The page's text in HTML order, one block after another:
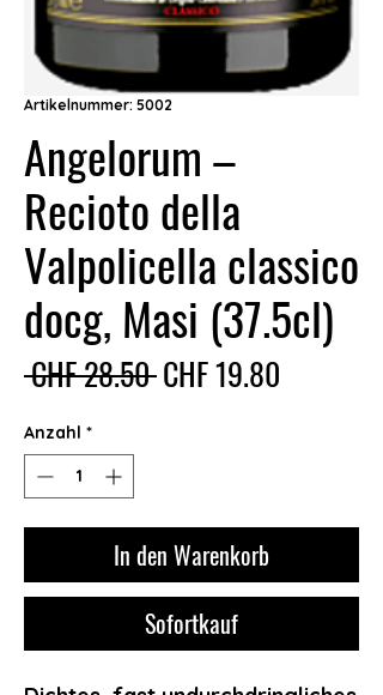
Artikelnummer: 5002
Angelorum –
Recioto della
Valpolicella classico
docg, Masi (37.5cl)
CHF 28.50 Standardpreis
CHF 19.80
Anzahl *
In den Warenkorb
Sofortkauf